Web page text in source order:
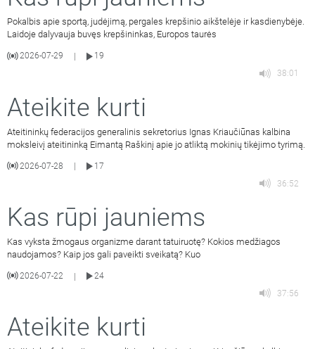
Pokalbis apie sportą, judėjimą, pergales krepšinio aikštelėje ir kasdienybėje.
Laidoje dalyvauja buvęs krepšininkas, Europos taurės
2026-07-29
19
38:01
Ateikite kurti
Ateitininkų federacijos generalinis sekretorius Ignas Kriaučiūnas kalbina
moksleivį ateitininką Eimantą Raškinį apie jo atliktą mokinių tikėjimo tyrimą.
2026-07-28
17
36:52
Kas rūpi jauniems
Kas vyksta žmogaus organizme darant tatuiruotę? Kokios medžiagos
naudojamos? Kaip jos gali paveikti sveikatą? Kuo
2026-07-22 |
24
37:56
Ateikite kurti